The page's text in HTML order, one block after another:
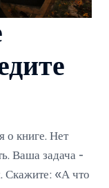
о книге. Нет
Ваша задача -
Скажите: «А что